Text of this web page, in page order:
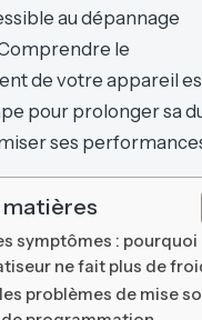
au dépannage
le
de votre appareil
pour prolonger sa
ses
matières
symptômes : pourquoi
ne fait plus de
problèmes de mise